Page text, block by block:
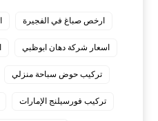
ارخص صباغ في الفجيرة
اسعار شركة دهان ابوظبي
تركيب حوض سباحة منزلي
تركيب فورسيلنج الإمارات